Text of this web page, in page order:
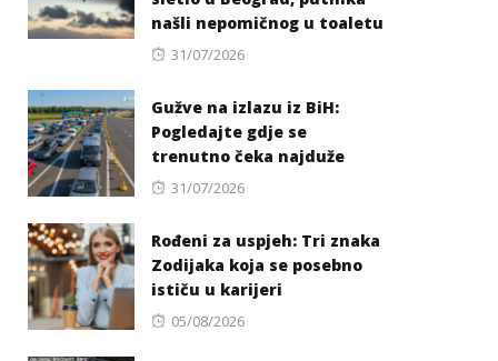
našli nepomičnog u toaletu
Posted
31/07/2026
Gužve na izlazu iz BiH:
Pogledajte gdje se
trenutno čeka najduže
Posted
31/07/2026
Rođeni za uspjeh: Tri znaka
Zodijaka koja se posebno
ističu u karijeri
Posted
05/08/2026